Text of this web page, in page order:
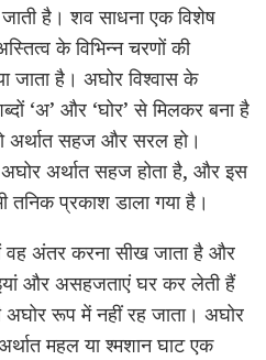
जाती है। शव साधना एक विशेष
के विभिन्न चरणों की
जाता है। अघोर विश्वास के
‘अ’ और ‘घोर’ से मिलकर बना है
अर्थात सहज और सरल हो।
अर्थात सहज होता है, और इस
तनिक प्रकाश डाला गया है।
वह अंतर करना सीख जाता है और
और असहजताएं घर कर लेती हैं
रूप में नहीं रह जाता। अघोर
महल या श्मशान घाट एक